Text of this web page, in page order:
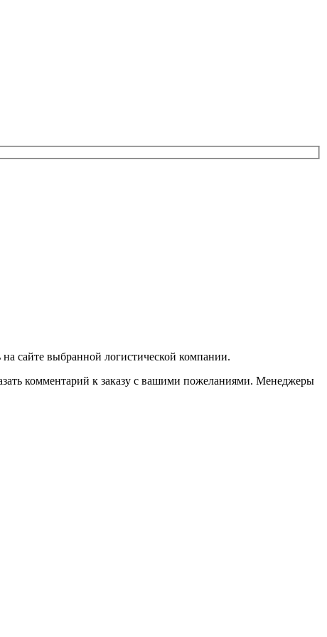
на сайте выбранной логистической компании.
комментарий к заказу с вашими пожеланиями. Менеджеры